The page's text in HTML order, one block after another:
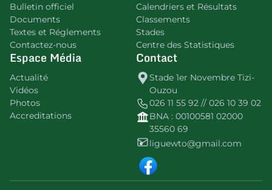
Bulletin officiel
Documents
Textes et Réglements
Contactez-nous
Calendriers et Résultats
Classements
Stades
Centre des Statistiques
Espace Média
Actualité
Vidéos
Photos
Accreditations
Contact
Stade 1er Novembre Tizi-
Ouzou
026 11 55 92 // 026 10 39 02
BNA : 00100581 02000
35560 69
liguewto@gmail.com